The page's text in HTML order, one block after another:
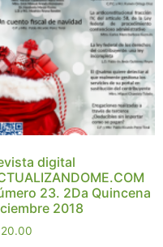
digital
23. 2Da Quincena
2018